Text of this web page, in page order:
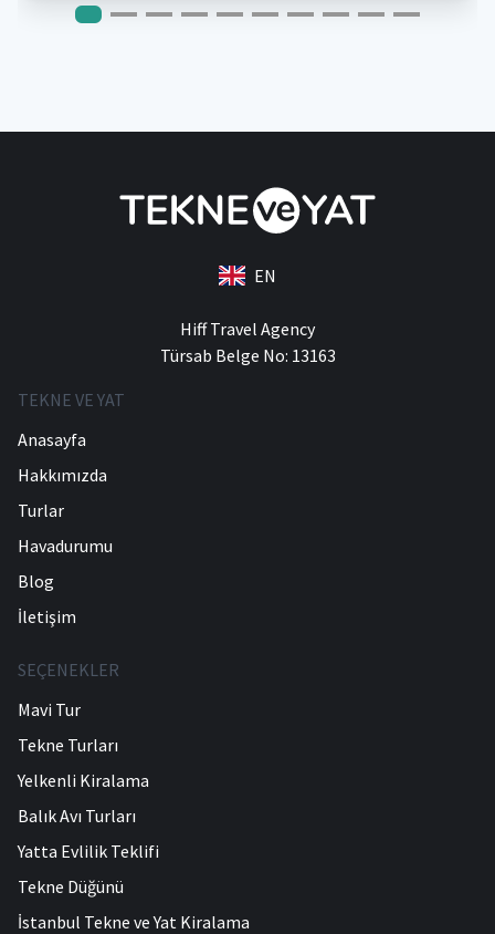
EN
Hiff Travel Agency
Türsab Belge No: 13163
TEKNE VE YAT
Anasayfa
Hakkımızda
Turlar
Havadurumu
Blog
İletişim
SEÇENEKLER
Mavi Tur
Tekne Turları
Yelkenli Kiralama
Balık Avı Turları
Yatta Evlilik Teklifi
Tekne Düğünü
İstanbul Tekne ve Yat Kiralama